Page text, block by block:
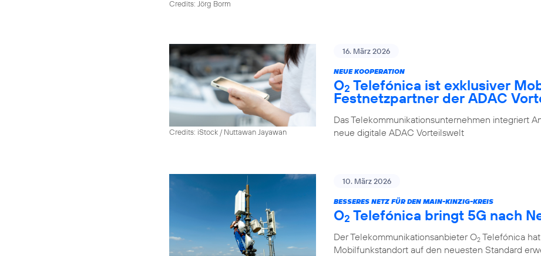
Credits: Jörg Borm
Credits: iStock / Nuttawan Jayawan
16. März 2026
NEUE KOOPERATION
O2 Telefónica ist exklusiver
Festnetzpartner der ADAC
Das Telekommunikationsunternehmen integriert
neue digitale ADAC Vorteilswelt
10. März 2026
BESSERES NETZ FÜR DEN MAIN-KINZIG-KREIS
O2 Telefónica bringt 5G nach
Der Telekommunikationsanbieter O2 Telefónica
Mobilfunkstandort auf den neuesten Standard